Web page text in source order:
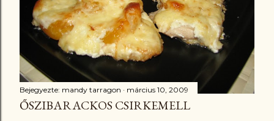
Bejegyezte: mandy tarragon március 10, 2009
ŐSZIBARACKOS CSIRKEMELL